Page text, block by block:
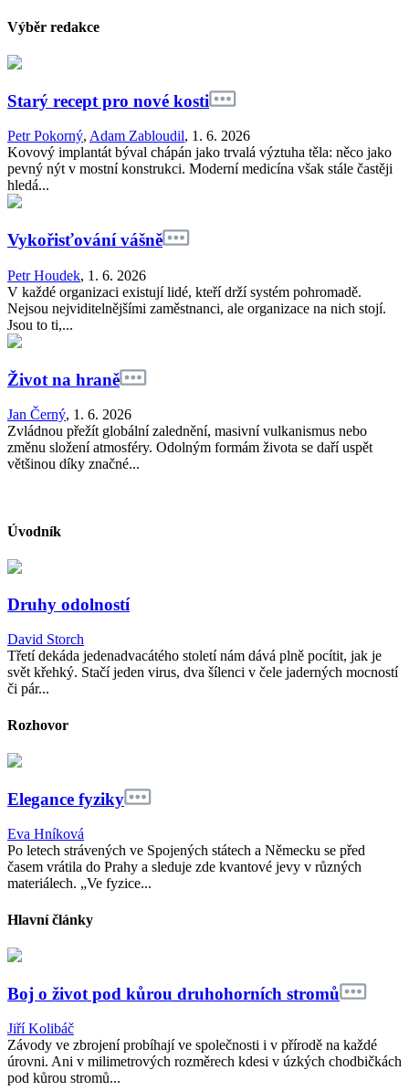
Výběr redakce
Starý recept pro nové kosti
Petr Pokorný, Adam Zabloudil, 1. 6. 2026
Kovový implantát býval chápán jako trvalá výztuha těla: něco jako
pevný nýt v mostní konstrukci. Moderní medicína však stále častěji
hledá...
Vykořisťování vášně
Petr Houdek, 1. 6. 2026
V každé organizaci existují lidé, kteří drží systém pohromadě.
Nejsou nejviditelnějšími zaměstnanci, ale organizace na nich stojí.
Jsou to ti,...
Život na hraně
Jan Černý, 1. 6. 2026
Zvládnou přežít globální zalednění, masivní vulkanismus nebo
změnu složení atmosféry. Odolným formám života se daří uspět
většinou díky značné...
Úvodník
Druhy odolností
David Storch
Třetí dekáda jedenadvacátého století nám dává plně pocítit, jak je
svět křehký. Stačí jeden virus, dva šílenci v čele jaderných mocností
či pár...
Rozhovor
Elegance fyziky
Eva Hníková
Po letech strávených ve Spojených státech a Německu se před
časem vrátila do Prahy a sleduje zde kvantové jevy v různých
materiálech. „Ve fyzice...
Hlavní články
Boj o život pod kůrou druhohorních stromů
Jiří Kolibáč
Závody ve zbrojení probíhají ve společnosti i v přírodě na každé
úrovni. Ani v milimetrových rozměrech kdesi v úzkých chodbičkách
pod kůrou stromů...